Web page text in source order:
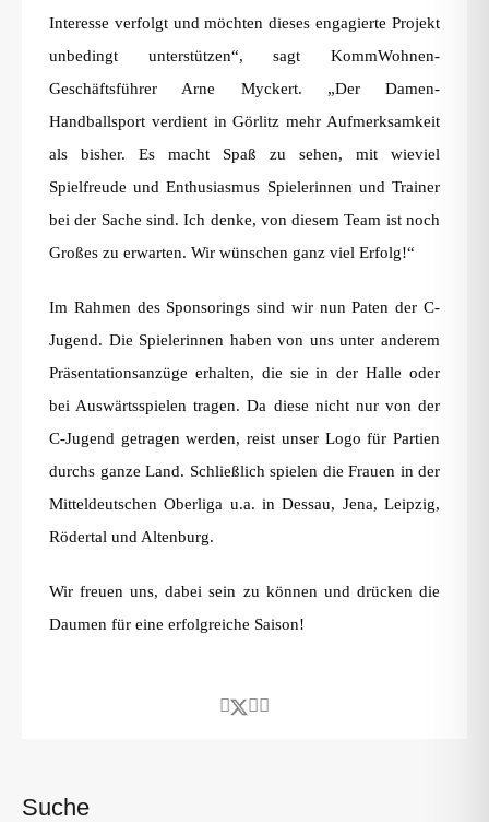
Interesse verfolgt und möchten dieses engagierte Projekt
unbedingt unterstützen“, sagt KommWohnen-
Geschäftsführer Arne Myckert. „Der Damen-
Handballsport verdient in Görlitz mehr Aufmerksamkeit
als bisher. Es macht Spaß zu sehen, mit wieviel
Spielfreude und Enthusiasmus Spielerinnen und Trainer
bei der Sache sind. Ich denke, von diesem Team ist noch
Großes zu erwarten. Wir wünschen ganz viel Erfolg!“
Im Rahmen des Sponsorings sind wir nun Paten der C-
Jugend. Die Spielerinnen haben von uns unter anderem
Präsentationsanzüge erhalten, die sie in der Halle oder
bei Auswärtsspielen tragen. Da diese nicht nur von der
C-Jugend getragen werden, reist unser Logo für Partien
durchs ganze Land. Schließlich spielen die Frauen in der
Mitteldeutschen Oberliga u.a. in Dessau, Jena, Leipzig,
Rödertal und Altenburg.
Wir freuen uns, dabei sein zu können und drücken die
Daumen für eine erfolgreiche Saison!
Suche